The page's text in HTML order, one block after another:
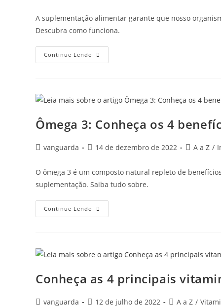
A suplementação alimentar garante que nosso
Descubra como funciona.
Continue Lendo
Ômega 3: Conheça os 4
vanguarda 14 de dezembro de 2022 A a Z /
O ômega 3 é um composto natural repleto de
suplementação. Saiba tudo sobre.
Continue Lendo
Conheça as 4 principais
vanguarda 12 de julho de 2022 A a Z /